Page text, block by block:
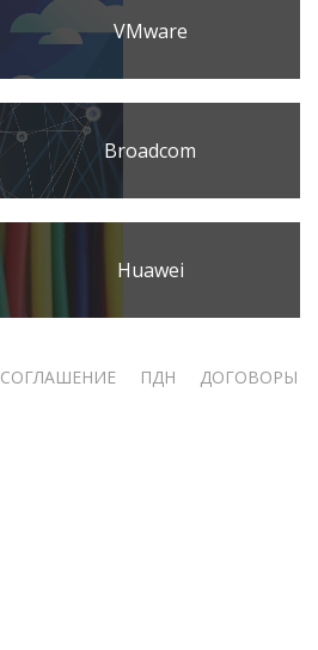
VMware
Broadcom
Huawei
СОГЛАШЕНИЕ ПДН
ДОГОВОРЫ